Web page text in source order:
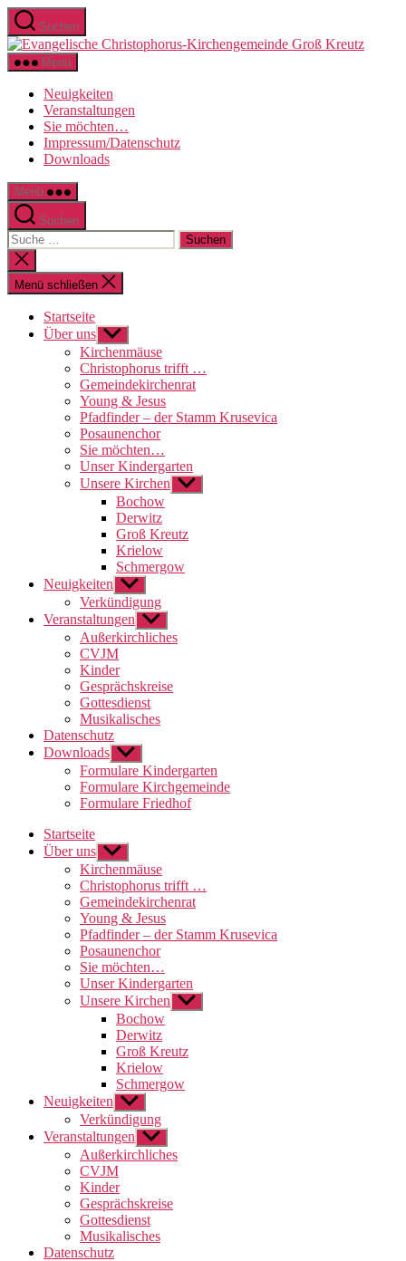
Direkt
zum
Inhalt
wechseln
Suchen
Menü
Neuigkeiten
Veranstaltungen
Sie möchten…
Impressum/Datenschutz
Downloads
Menü
Suchen
Suche
nach:
Suche
schließen
Menü schließen
Startseite
Über uns Untermenü
anzeigen
Kirchenmäuse
Christophorus trifft …
Gemeindekirchenrat
Young & Jesus
Pfadfinder – der Stamm Krusevica
Posaunenchor
Sie möchten…
Unser Kindergarten
Unsere Kirchen Untermenü
anzeigen
Bochow
Derwitz
Groß Kreutz
Krielow
Schmergow
Neuigkeiten Untermenü
anzeigen
Verkündigung
Veranstaltungen Untermenü
anzeigen
Außerkirchliches
CVJM
Kinder
Gesprächskreise
Gottesdienst
Musikalisches
Datenschutz
Downloads Untermenü
anzeigen
Formulare Kindergarten
Formulare Kirchgemeinde
Formulare Friedhof
Startseite
Über uns Untermenü
anzeigen
Kirchenmäuse
Christophorus trifft …
Gemeindekirchenrat
Young & Jesus
Pfadfinder – der Stamm Krusevica
Posaunenchor
Sie möchten…
Unser Kindergarten
Unsere Kirchen Untermenü
anzeigen
Bochow
Derwitz
Groß Kreutz
Krielow
Schmergow
Neuigkeiten Untermenü
anzeigen
Verkündigung
Veranstaltungen Untermenü
anzeigen
Außerkirchliches
CVJM
Kinder
Gesprächskreise
Gottesdienst
Musikalisches
Datenschutz